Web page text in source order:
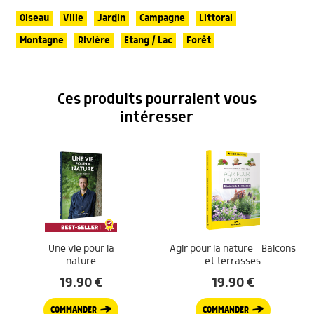
Oiseau Ville Jardin Campagne
Littoral
Montagne
Rivière Etang / Lac Forêt
Ces produits pourraient vous
intéresser
Une vie pour la
nature
19.90€
COMMANDER
Agir pour la nature – Balcons
et terrasses
19.90€
COMMANDER